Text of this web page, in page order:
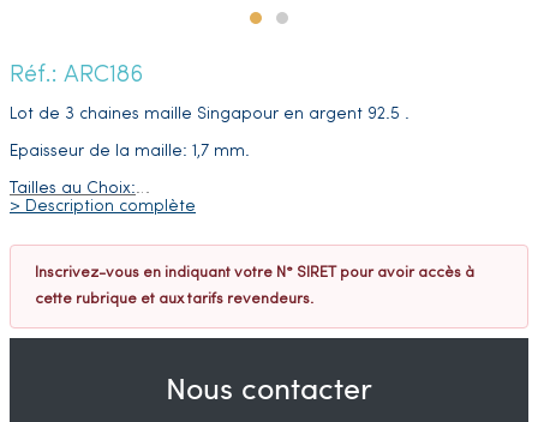
Réf.: ARC186
Lot de 3 chaines maille Singapour en argent 92.5 .
Epaisseur de la maille: 1,7 mm.
Tailles au Choix:…
> Description complète
Inscrivez-vous en indiquant votre N° SIRET pour avoir accès à
cette rubrique et aux tarifs revendeurs.
Nous contacter